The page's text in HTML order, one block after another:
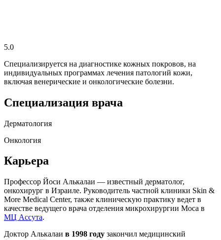
5.0
Специализируется на диагностике кожных покровов, на
индивидуальных программах лечения патологий кожи,
включая венерические и онкологические болезни.
Специализация врача
Дерматология
Онкология
Карьера
Профессор Йоси Алькалаи — известный дерматолог,
онкохирург в Израиле. Руководитель частной клиники Skin &
More Medical Center, также клиническую практику ведет в
качестве ведущего врача отделения микрохирургии Моса в
МЦ Ассута.
Доктор Алькалаи в 1998 году закончил медицинский